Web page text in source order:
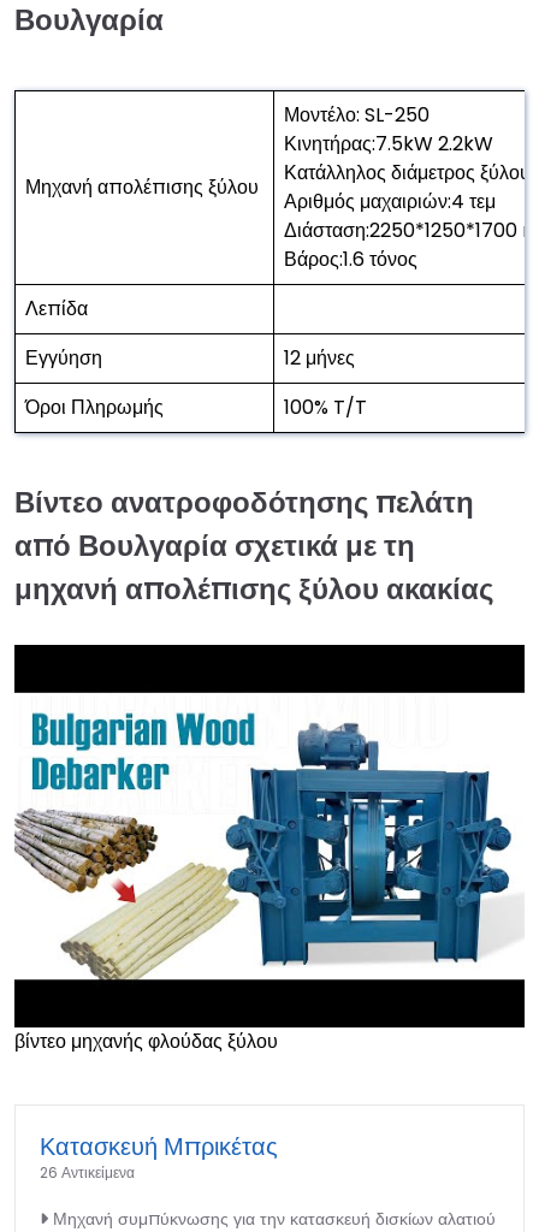
Βουλγαρία
Μηχανή απολέπισης ξύλου
Μοντέλο: SL-250
Κινητήρας:7.5kW 2.2kW
Κατάλληλος διάμετρος
Αριθμός μαχαιριών:4 τεμ
Διάσταση:2250*1250*1700
Βάρος:1.6 τόνος
Λεπίδα
Εγγύηση
12 μήνες
Όροι Πληρωμής
100% T/T
Βίντεο ανατροφοδότησης πελάτη
από Βουλγαρία σχετικά με τη
μηχανή απολέπισης ξύλου ακακίας
βίντεο μηχανής φλούδας ξύλου
Κατασκευή Μπρικέτας
26 Αντικείμενα
Μηχανή συμπύκνωσης για την κατασκευή δισκίων αλατιού